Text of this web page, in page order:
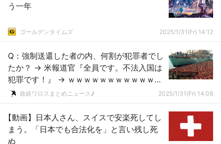
う一年
ゴールデンタイムズ 2025/1/31(Fr) 14:12
Q：強制送還した者の内、何割が犯罪者でし
たか？ → 米報道官『全員です。不法入国は
犯罪です！』 → ｗｗｗｗｗｗｗｗｗｗｗｗ
ｗｗｗｗｗｗｗｗｗｗ
政経ワロスまとめニュース♪ 2025/1/31(Fr) 14:08
【動画】日本人さん、スイスで安楽死してし
まう。「日本でも合法化を」と言い残し死
ぬ